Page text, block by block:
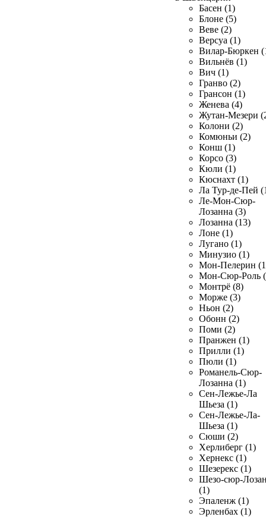
Басен (1)
Блоне (5)
Веве (2)
Версуа (1)
Вилар-Бюркен
Вильнёв (1)
Вич (1)
Гранво (2)
Грансон (1)
Женева (4)
Жутан-Мезери
Колони (2)
Комюньи (2)
Конш (1)
Корсо (3)
Кюли (1)
Кюснахт (1)
Ла Тур-де-Пей
Ле-Мон-Сюр-
Лозанна (3)
Лозанна (13)
Лоне (1)
Лугано (1)
Минузио (1)
Мон-Пелерин
Мон-Сюр-Роль
Монтрё (8)
Морже (3)
Ньон (2)
Обонн (2)
Поми (2)
Пранжен (1)
Прилли (1)
Пюли (1)
Романель-Сюр-
Лозанна (1)
Сен-Лежье-Ла
Шьеза (1)
Сен-Лежье-Ла-
Шьеза (1)
Сюши (2)
Херлиберг (1)
Хернекс (1)
Шезерекс (1)
Шезо-сюр-
(1)
Эпаленж (1)
Эрленбах (1)